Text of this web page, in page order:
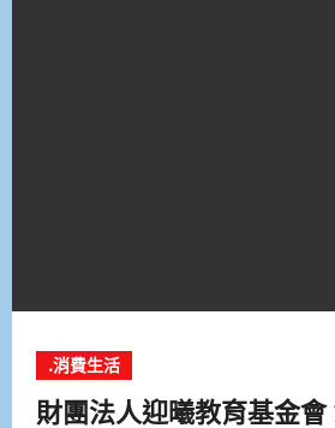
.消費生活
財團法人迎曦教育基金